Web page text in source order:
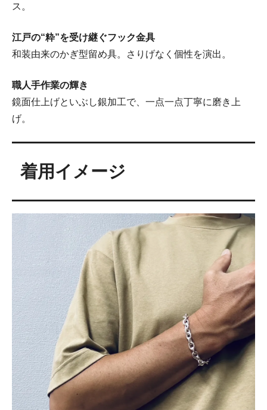
ス。
江戸の“粋”を受け継ぐフック金具
和装由来のかぎ型留め具。さりげなく個性を演出。
職人手作業の輝き
鏡面仕上げといぶし銀加工で、一点一点丁寧に磨き上
げ。
着用イメージ